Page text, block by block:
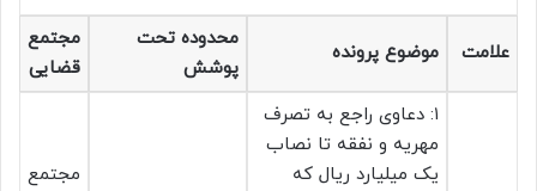
علامت موضوع پرونده
محدوده تحت
پوشش
مجتمع
قضایی
۱: دعاوی راجع به تصرف
مهریه و نفقه تا نصاب
یک میلیارد ریال که
مجتمع